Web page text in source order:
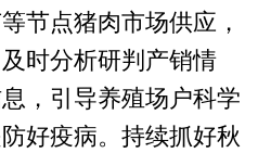
节点猪肉市场供应，
时分析研判产销情
，引导养殖场户科学
好疫病。持续抓好秋